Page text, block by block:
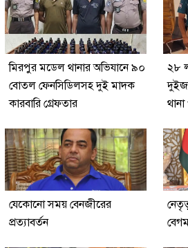
মিরপুর মডেল থানার অভিযানে ৯০
বোতল ফেনসিডিলসহ দুই মাদক
কারবারি গ্রেফতার
২৮
যেকোনো সময় বেনজীরের
প্রত্যাবর্তন